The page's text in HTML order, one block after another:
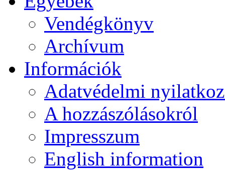
Vendégkönyv
Archívum
Információk
Adatvédelmi
A hozzászólásokról
Impresszum
English information